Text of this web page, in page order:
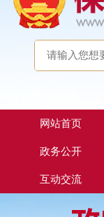
网站首页
政务公开
互动交流